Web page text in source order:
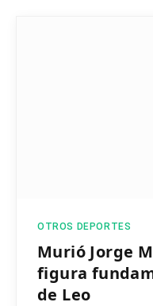
OTROS DEPORTES
Murió Jorge
figura
de Leo